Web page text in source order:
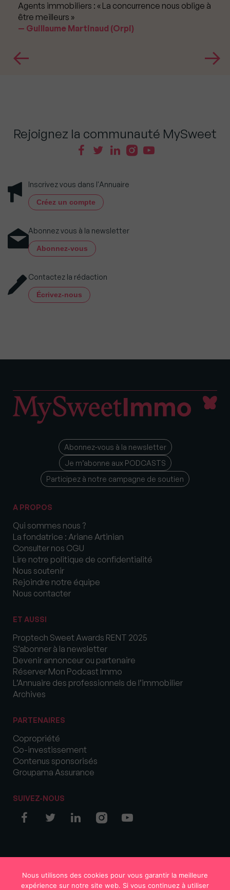
Agents immobiliers : « La concurrence nous oblige à
être meilleurs »
Guillaume Martinaud (Orpi)
Rejoignez la communauté MySweet
Inscrivez vous dans l'Annuaire
Créez un compte
Abonnez vous à la newsletter
Abonnez-vous
Contactez la rédaction
Écrivez-nous
Abonnez-vous à la newsletter
Je m’abonne aux PODCASTS
Participez à notre campagne de soutien
A PROPOS
Qui sommes nous ?
La fondatrice : Ariane Artinian
Consulter nos CGU
Lire notre politique de confidentialité
Nous soutenir
Rejoindre notre équipe
Nous contacter
ET AUSSI
Proptech Sweet Awards RENT 2025
S’abonner à la newsletter
Devenir annonceur ou partenaire
Réserver Mon Podcast Immo
L’Annuaire des professionnels de l’immobilier
Archives
PARTENAIRES
Copropriété
Co-investissement
Contenus sponsorisés
Groupama Assurance
SUIVEZ-NOUS
Nous utilisons des cookies pour vous garantir la meilleure
expérience sur notre site web. Si vous continuez à utiliser